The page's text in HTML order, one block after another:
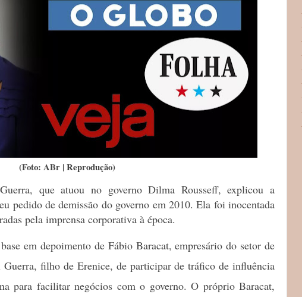
(Foto: ABr | Reprodução)
que atuou no governo Dilma Rousseff, explicou a
pedido de demissão do governo em 2010. Ela foi inocentada
pela imprensa corporativa à época.
em depoimento de Fábio Baracat, empresário do setor de
Guerra, filho de Erenice, de participar de tráfico de influência
para facilitar negócios com o governo. O próprio Baracat,